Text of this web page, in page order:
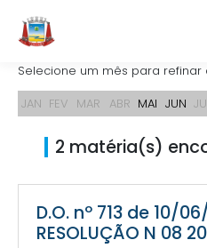
Selecione um mês para refinar
JAN FEV MAR ABR MAI JUN
2 matéria(s)
D.O. nº 713 de 10/
RESOLUÇÃO N 08